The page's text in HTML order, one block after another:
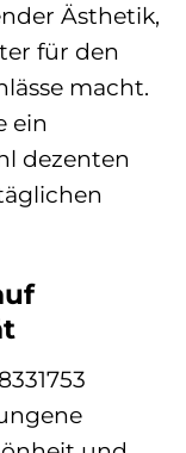
Ästhetik,
für den
macht.
ein
dezenten